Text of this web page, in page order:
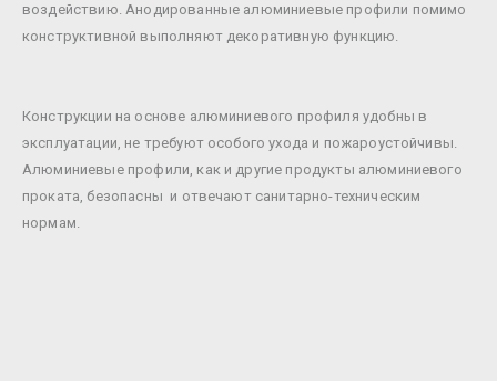
воздействию. Анодированные алюминиевые профили помимо
конструктивной выполняют декоративную функцию.
Конструкции на основе алюминиевого профиля удобны в
эксплуатации, не требуют особого ухода и пожароустойчивы.
Алюминиевые профили, как и другие продукты алюминиевого
проката, безопасны и отвечают санитарно-техническим
нормам.